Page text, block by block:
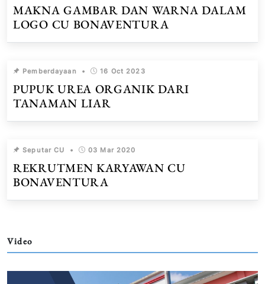
MAKNA GAMBAR DAN WARNA DALAM
LOGO CU BONAVENTURA
Pemberdayaan • 16 Oct 2023
PUPUK UREA ORGANIK DARI
TANAMAN LIAR
Seputar CU • 03 Mar 2020
REKRUTMEN KARYAWAN CU
BONAVENTURA
Video